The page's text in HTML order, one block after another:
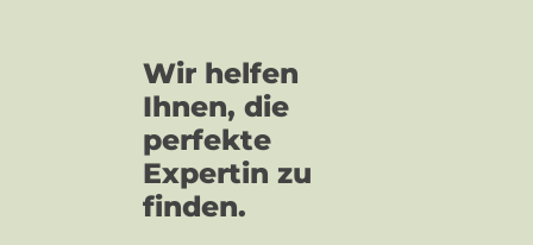
Wir helfen
Ihnen, die
perfekte
Expertin zu
finden.